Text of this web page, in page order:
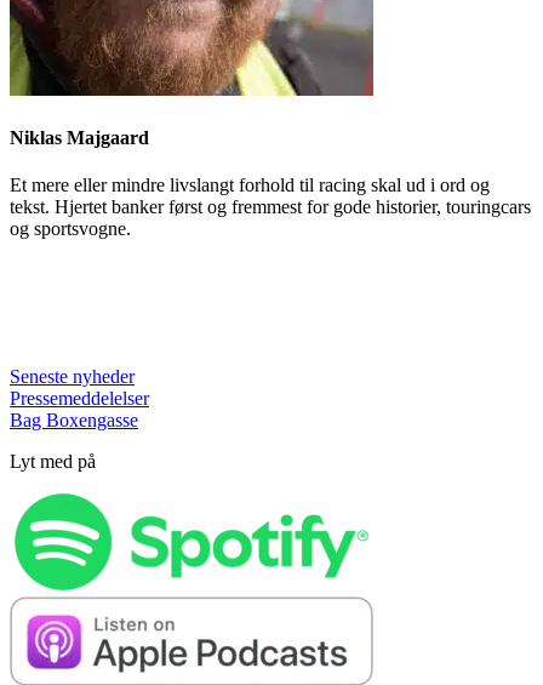
Niklas Majgaard
Et mere eller mindre livslangt forhold til racing skal ud i ord og
tekst. Hjertet banker først og fremmest for gode historier, touringcars
og sportsvogne.
Seneste nyheder
Pressemeddelelser
Bag Boxengasse
Lyt med på